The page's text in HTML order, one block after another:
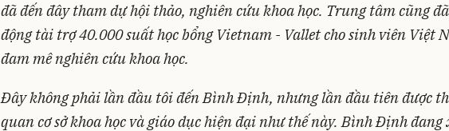
đã đến đây tham dự hội thảo, nghiên cứu khoa học. Trung tâm cũng
động tài trợ 40.000 suất học bổng Vietnam - Vallet cho sinh viên Việt
đam mê nghiên cứu khoa học.
Đây không phải lần đầu tôi đến Bình Định, nhưng lần đầu tiên được
quan cơ sở khoa học và giáo dục hiện đại như thế này. Bình Định đang